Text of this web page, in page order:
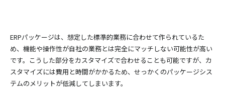
ERPパッケージは、想定した標準的業務に合わせて作られているた
め、機能や操作性が自社の業務とは完全にマッチしない可能性が高い
です。こうした部分をカスタマイズで合わせることも可能ですが、カ
スタマイズには費用と時間がかかるため、せっかくのパッケージシス
テムのメリットが低減してしまいます。